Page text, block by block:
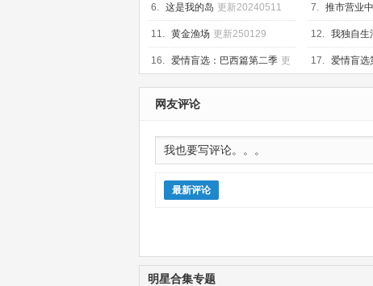
20250509
6. 这是我的岛 更新20240511 7. 推市营业
更新至
11. 黄金渔场 更新250129 12. 我独自生
16. 爱情盲选：巴西篇第二季 更
新至第08集
17. 爱情盲选
集
网友评论
最新评论
明星合集专题